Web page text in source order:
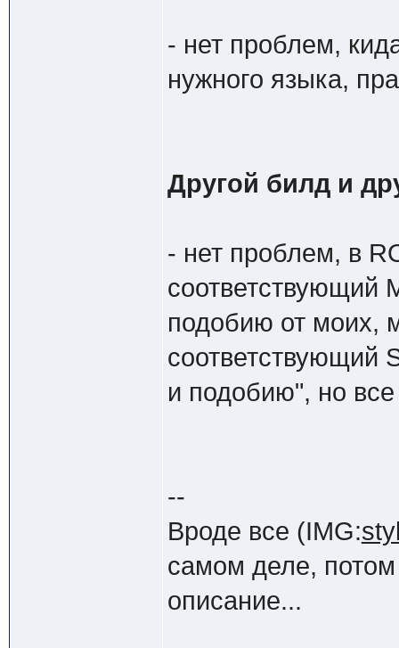
- нет проблем,
нужного языка,
Другой билд и
- нет проблем, в
соответствующий
подобию от моих,
соответствующий
и подобию", но все
--
Вроде все (IMG:
самом деле,
описание...